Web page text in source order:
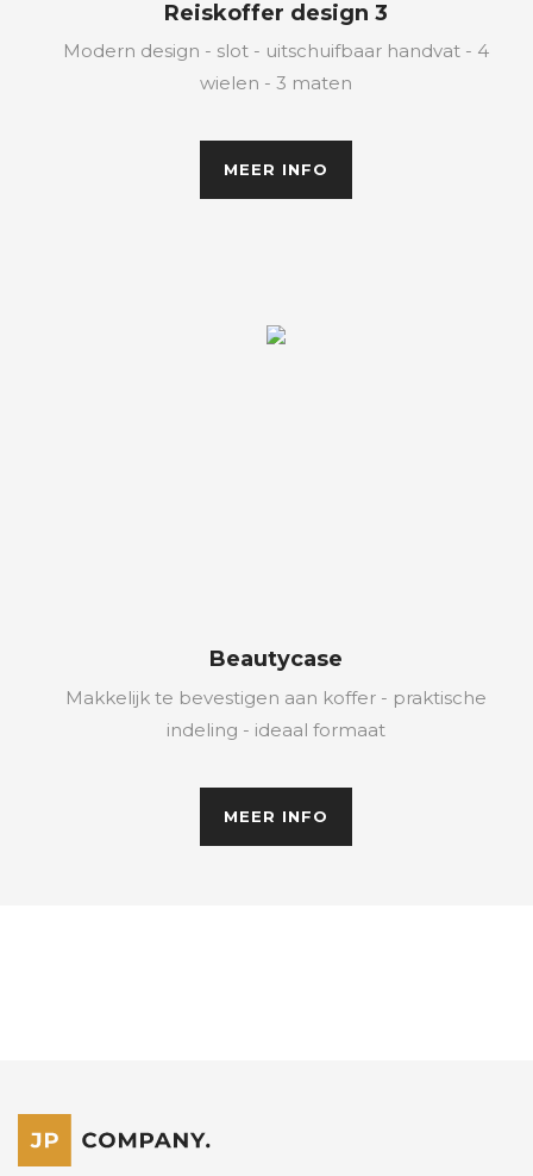
Reiskoffer design 3
Modern design - slot - uitschuifbaar handvat - 4
wielen - 3 maten
MEER INFO
Beautycase
Makkelijk te bevestigen aan koffer - praktische
indeling - ideaal formaat
MEER INFO